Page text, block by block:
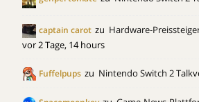
captain carot zu Hardware-
vor 2 Tage, 14 hours
Fuffelpups zu Nintendo Switch 2 Talk